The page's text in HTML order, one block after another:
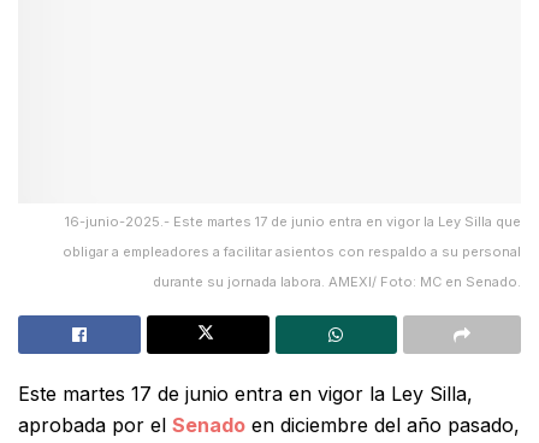
16-junio-2025.- Este martes 17 de junio entra en vigor la Ley Silla que
obligar a empleadores a facilitar asientos con respaldo a su personal
durante su jornada labora. AMEXI/ Foto: MC en Senado.
Este martes 17 de junio entra en vigor la Ley Silla,
aprobada por el Senado en diciembre del año pasado,